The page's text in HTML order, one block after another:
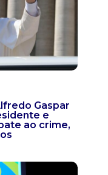
Gaspar
e
ao crime,